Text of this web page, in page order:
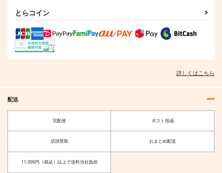
とらコイン
詳しくはこちら
配送
宅配便 ポスト投函
店頭受取 おまとめ配送
11,000円（税込）以上で送料当社負担